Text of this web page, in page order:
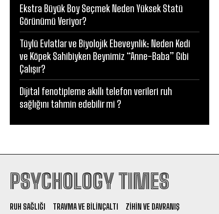
Ekstra Büyük Boy Seçmek Neden Yüksek Statü
Görünümü Veriyor?
Tüylü Evlatlar ve Biyolojik Ebeveynlik: Neden Kedi
ve Köpek Sahibiyken Beynimiz “Anne-Baba” Gibi
Çalışır?
Dijital fenotipleme akıllı telefon verileri ruh
sağlığını tahmin edebilir mi ?
PSYCHOLOGY TIMES
RUH SAĞLIĞI TRAVMA VE BILINÇALTI
ZIHIN VE DAVRANIŞ